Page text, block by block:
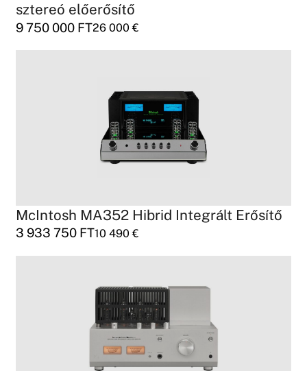
sztereó előerősítő
9 750 000 FT26 000€
McIntosh MA352 Hibrid Integrált Erősítő
3 933 750 FT10 490€